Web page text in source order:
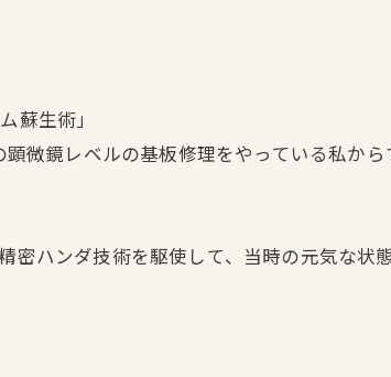
蘇生術」
顕微鏡レベルの基板修理をやっている私か
密ハンダ技術を駆使して、当時の元気な状